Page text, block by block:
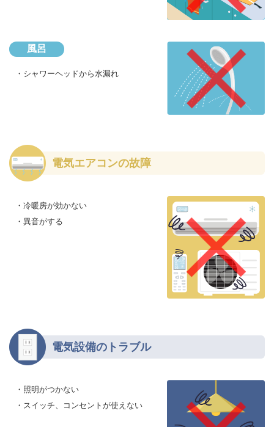
風呂
・シャワーヘッドから水漏れ
電気エアコンの故障
・冷暖房が効かない
・異音がする
電気設備のトラブル
・照明がつかない
・スイッチ、コンセントが使えない